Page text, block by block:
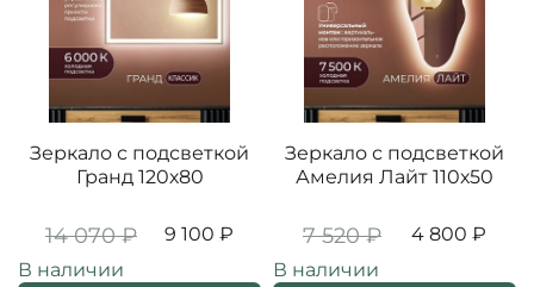
Зеркало с подсветкой
Гранд 120х80
14 070 ₽
9 100 ₽
В наличии
Зеркало с подсветкой
Амелия Лайт 110х50
7 520 ₽
4 800 ₽
В наличии